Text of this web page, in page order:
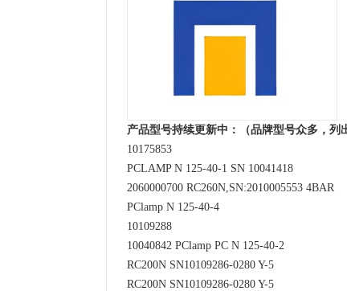
产品型号持续更新中：（品牌型号众多，列
10175853
PCLAMP N 125-40-1 SN 10041418
2060000700 RC260N,SN:2010005553 4BAR
PClamp N 125-40-4
10109288
10040842 PClamp PC N 125-40-2
RC200N SN10109286-0280 Y-5
RC200N SN10109286-0280 Y-5